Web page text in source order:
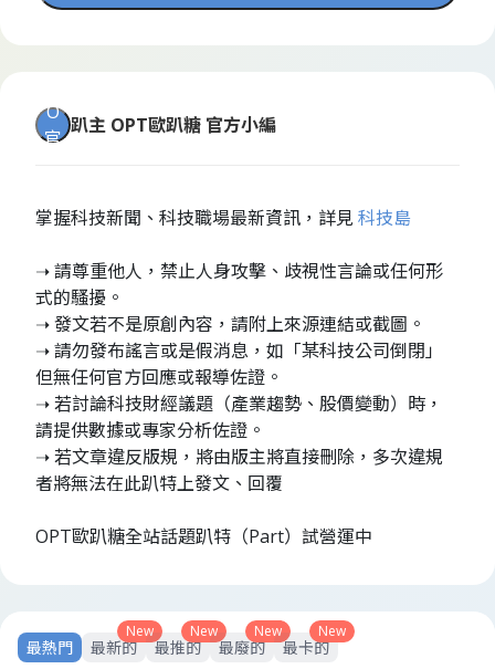
O
官
趴主 OPT歐趴糖 官方小編
掌握科技新聞、科技職場最新資訊，詳見 科技島
➝ 請尊重他人，禁止人身攻擊、歧視性言論或任何形
式的騷擾。
➝ 發文若不是原創內容，請附上來源連結或截圖。
➝ 請勿發布謠言或是假消息，如「某科技公司倒閉」
但無任何官方回應或報導佐證。
➝ 若討論科技財經議題（產業趨勢、股價變動）時，
請提供數據或專家分析佐證。
➝ 若文章違反版規，將由版主將直接刪除，多次違規
者將無法在此趴特上發文、回覆
OPT歐趴糖全站話題趴特（Part）試營運中
最熱門
New
最新的
New
最推的
New
最廢的
New
最卡的